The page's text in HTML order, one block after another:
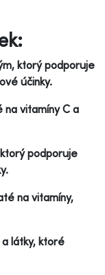
ktorý podporuje
účinky.
na vitamíny C a
podporuje
na vitamíny,
látky, ktoré